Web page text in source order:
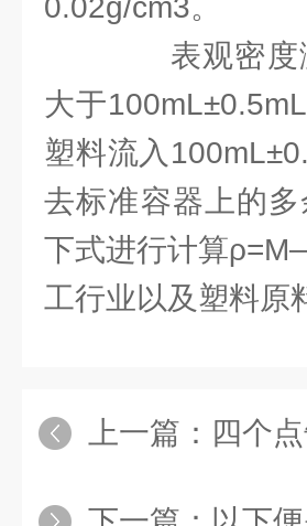
0.02g/cm3。
表观密度测
大于
塑料流入
去标准容器上的
下式进行计算
工行业以及塑料原
上一篇： 四个